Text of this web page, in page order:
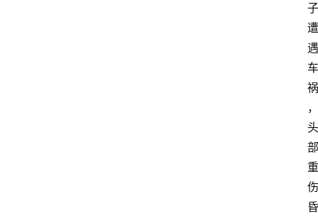
子
遭
遇
车
祸
，
头
部
重
伤
昏